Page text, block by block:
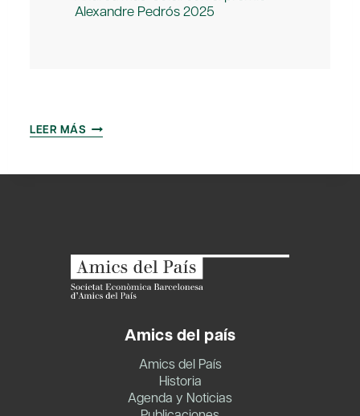
Alexandre Pedrós 2025
LEER MÁS AMICS
BECARIS
D’AMICS
DEL
Amics del país
Amics del País
Historia
Agenda y Noticias